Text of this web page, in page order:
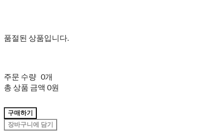
품절된 상품입니다.
주문 수량 0개
총 상품 금액 0원
구매하기
장바구니에 담기